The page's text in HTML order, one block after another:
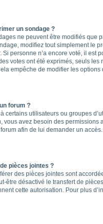
un sondage ?
ne peuvent être modifiés que
modifiez tout simplement le
personne n’a encore voté, il est
votes ont été exprimés, seuls
empêche de modifier les options
forum ?
certains utilisateurs ou groupes
vous avez besoin des permissions
afin de lui demander un accès.
pièces jointes ?
des pièces jointes sont
être désactivé le transfert de
cette autorisation. Pour plus